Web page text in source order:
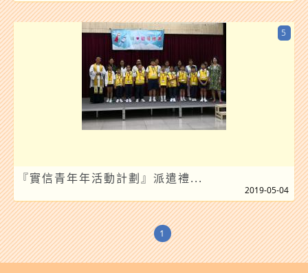
『實信青年年活動計劃』派遣禮...
5
2019-05-04
1